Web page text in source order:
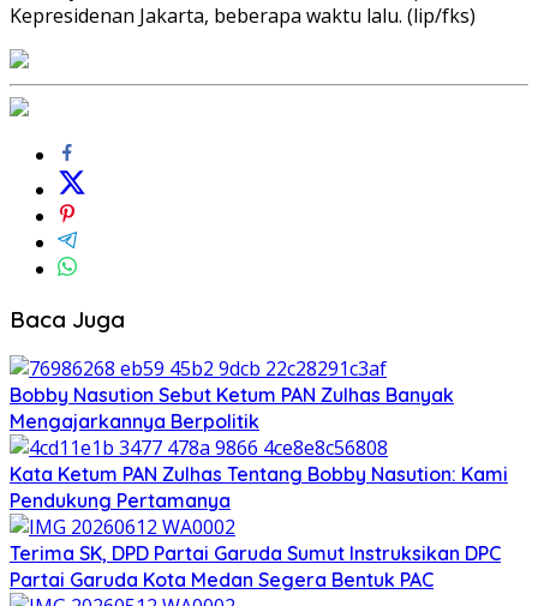
Kepresidenan Jakarta, beberapa waktu lalu. (lip/fks)
Baca Juga
Bobby Nasution Sebut Ketum PAN Zulhas Banyak
Mengajarkannya Berpolitik
Kata Ketum PAN Zulhas Tentang Bobby Nasution: Kami
Pendukung Pertamanya
Terima SK, DPD Partai Garuda Sumut Instruksikan DPC
Partai Garuda Kota Medan Segera Bentuk PAC